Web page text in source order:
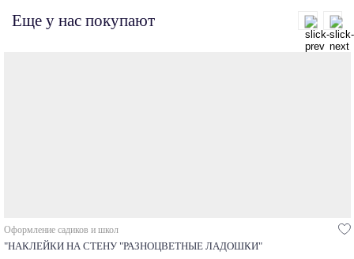
Еще у нас покупают
Оформление садиков и школ
"НАКЛЕЙКИ НА СТЕНУ "РАЗНОЦВЕТНЫЕ ЛАДОШКИ"